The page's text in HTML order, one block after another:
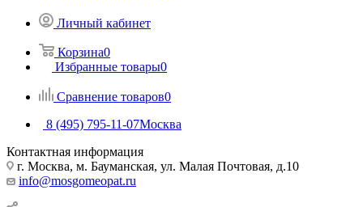
Личный кабинет
Корзина0
Избранные товары0
Сравнение товаров0
8 (495) 795-11-07Москва
Контактная информация
г. Москва, м. Бауманская, ул. Малая Почтовая, д.10
info@mosgomeopat.ru